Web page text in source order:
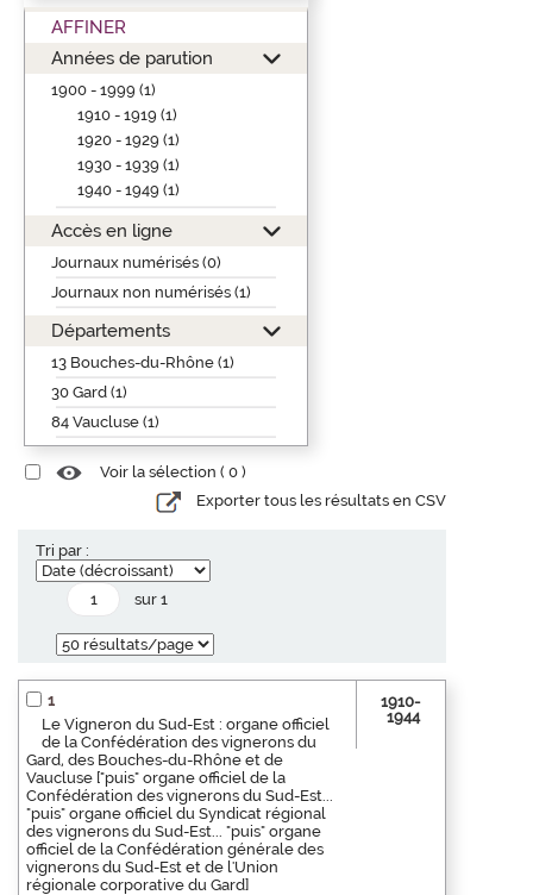
AFFINER
Années de parution
1900 - 1999 (1)
1910 - 1919 (1)
1920 - 1929 (1)
1930 - 1939 (1)
1940 - 1949 (1)
Accès en ligne
Journaux numérisés (0)
Journaux non numérisés (1)
Départements
13 Bouches-du-Rhône (1)
30 Gard (1)
84 Vaucluse (1)
Voir la sélection ( 0 )
Exporter tous les résultats en CSV
Tri par :
sur 1
1
Le Vigneron du Sud-Est : organe officiel
de la Confédération des vignerons du
Gard, des Bouches-du-Rhône et de
Vaucluse ["puis" organe officiel de la
Confédération des vignerons du Sud-Est...
"puis" organe officiel du Syndicat régional
des vignerons du Sud-Est... "puis" organe
officiel de la Confédération générale des
vignerons du Sud-Est et de l'Union
régionale corporative du Gard]
1910-
1944